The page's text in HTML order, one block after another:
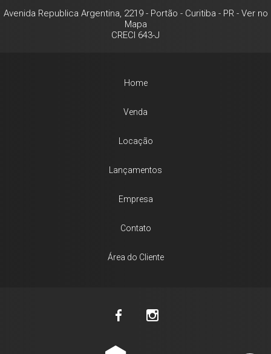
Avenida Republica Argentina, 2219- Portão - Curitiba - PR- Ver no
Mapa
CRECI 643-J
Home
Venda
Locação
Lançamentos
Empresa
Contato
Área do Cliente